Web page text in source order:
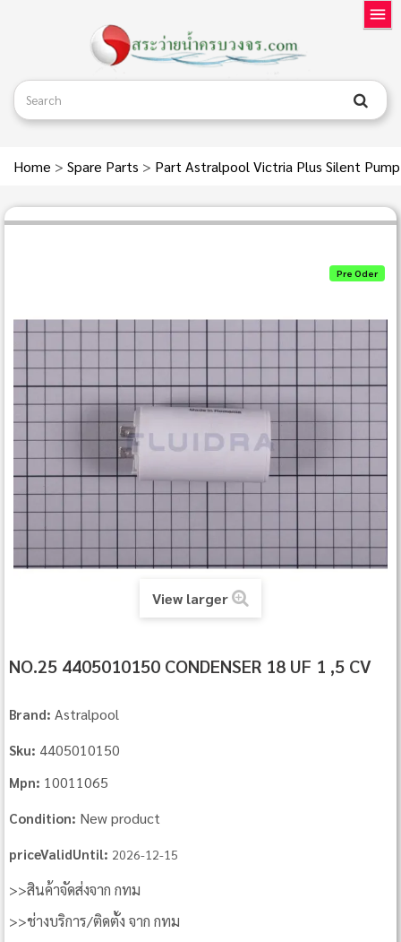
Home > Spare Parts > Part Astralpool Victria Plus Silent
Pre Oder
View larger
NO.25 4405010150 CONDENSER 18 UF 1 ,5 CV
Brand: Astralpool
Sku: 4405010150
Mpn: 10011065
Condition: New product
priceValidUntil: 2026-12-15
>>สินค้าจัดส่งจาก กทม
>>ช่างบริการ/ติดตั้ง จาก กทม